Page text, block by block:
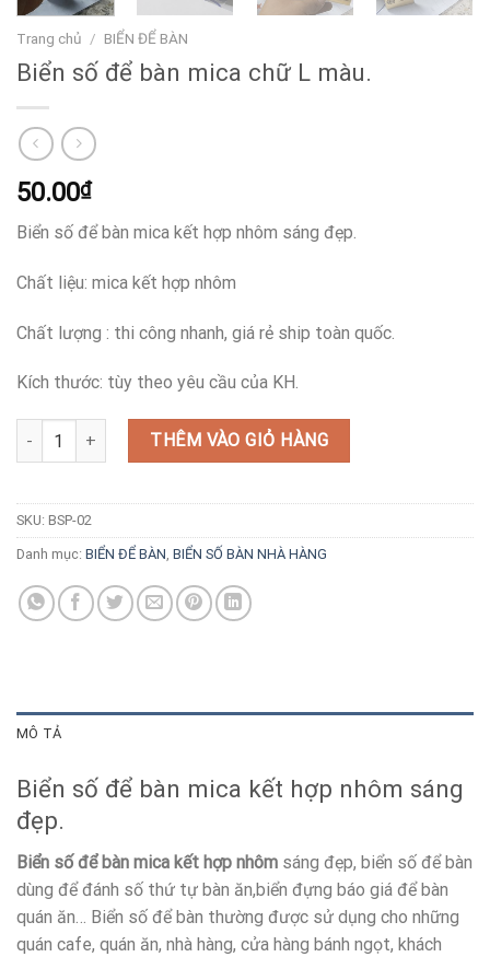
Trang chủ / BIỂN ĐỂ BÀN
Biển số để bàn mica chữ L màu.
50.00₫
Biển số để bàn mica kết hợp nhôm sáng đẹp.
Chất liệu: mica kết hợp nhôm
Chất lượng : thi công nhanh, giá rẻ ship toàn quốc.
Kích thước: tùy theo yêu cầu của KH.
Biển số để bàn mica chữ L màu. số lượng
THÊM VÀO GIỎ HÀNG
SKU: BSP-02
Danh mục: BIỂN ĐỂ BÀN, BIỂN SỐ BÀN NHÀ HÀNG
MÔ TẢ
Biển số để bàn mica kết hợp nhôm sáng
đẹp.
Biển số để bàn mica kết hợp nhôm sáng đẹp, biển số để bàn
dùng để đánh số thứ tự bàn ăn,biển đựng báo giá để bàn
quán ăn… Biển số để bàn thường được sử dụng cho những
quán cafe, quán ăn, nhà hàng, cửa hàng bánh ngọt, khách